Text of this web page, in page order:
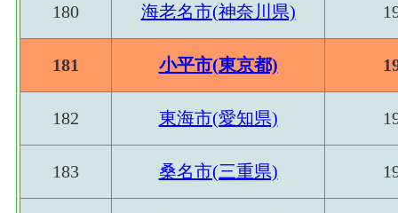
180 海老名市(神奈川県)
181 小平市(東京都)
182 東海市(愛知県)
183 桑名市(三重県)